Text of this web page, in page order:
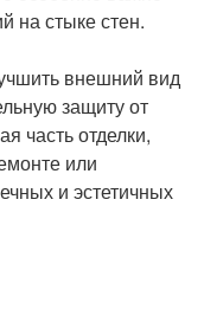
на стыке стен.
внешний вид
защиту от
часть отделки,
или
и эстетичных